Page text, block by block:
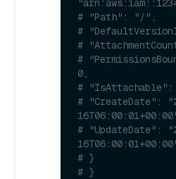
# "Path": "/",
#
#
#
0,
#
# "CreateDate":
# "UpdateDate":
# }
# }